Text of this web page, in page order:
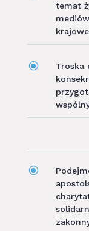
temat
\
Troska
\